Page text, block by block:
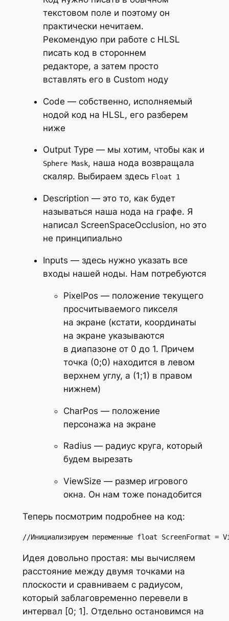
текстовом поле и поэтому он
практически нечитаем.
Рекомендую при работе с HLSL
писать код в стороннем
редакторе, а затем просто
вставлять его в Custom ноду
Code — собственно, исполняемый
нодой код на HLSL, его разберем
ниже
Output Type — мы хотим, чтобы как и
Sphere Mask, наша нода возвращала
скаляр. Выбираем здесь Float 1
Description — это то, как будет
называться наша нода на графе. Я
написал ScreenSpaceOcclusion, но это
не принципиально
Inputs — здесь нужно указать все
входы нашей ноды. Нам потребуются
PixelPos — положение текущего
просчитываемого пикселя
на экране (кстати, координаты
на экране указываются
в диапазоне от 0 до 1. Причем
точка (0;0) находится в левом
верхнем углу, а (1;1) в правом
нижнем)
CharPos — положение
персонажа на экране
Radius — радиус круга, который
будем вырезать
ViewSize — размер игрового
окна. Он нам тоже понадобится
Теперь посмотрим подробнее на код:
//Инициализируем переменные float
Идея довольно простая: мы вычисляем
расстояние между двумя точками на
плоскости и сравниваем с радиусом,
который заблаговременно перевели в
интервал [0; 1]. Отдельно остановимся на